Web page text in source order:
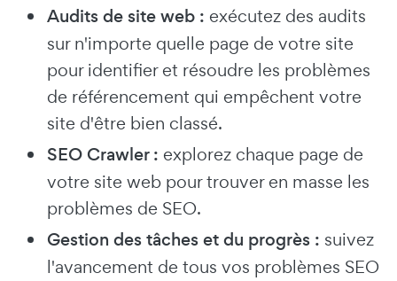
Audits de site web : exécutez des audits
sur n'importe quelle page de votre site
pour identifier et résoudre les problèmes
de référencement qui empêchent votre
site d'être bien classé.
SEO Crawler : explorez chaque page de
votre site web pour trouver en masse les
problèmes de SEO.
Gestion des tâches et du progrès : suivez
l'avancement de tous vos problèmes SEO